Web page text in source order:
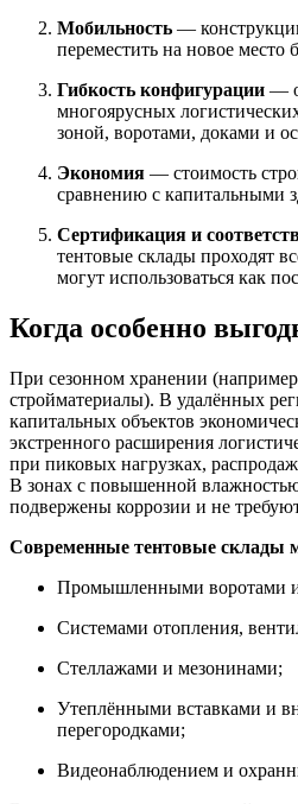
Мобильность —
переместить на новое место
Гибкость конфигурации —
многоярусных
зоной, воротами, доками и
Экономия — стоимость
сравнению с капитальными
Сертификация и
тентовые склады проходят
могут использоваться как
Когда особенно
При сезонном хранении
стройматериалы). В удалённых
капитальных объектов
экстренного расширения
при пиковых нагрузках,
В зонах с повышенной
подвержены коррозии и не
Современные тентовые склады
Промышленными воротами и
Системами отопления,
Стеллажами и мезонинами;
Утеплёнными вставками и
перегородками;
Видеонаблюдением и